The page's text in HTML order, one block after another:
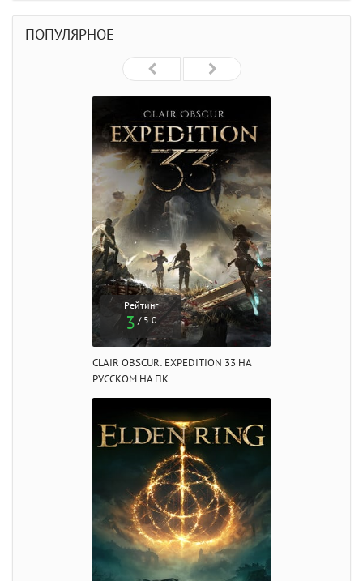
ПОПУЛЯРНОЕ
Рейтинг
3 / 5.0
CLAIR OBSCUR: EXPEDITION 33 НА
РУССКОМ НА ПК